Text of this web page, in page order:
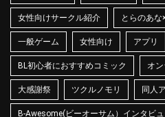
女性向けサークル紹介 とらのあな
一般ゲーム 女性向け アプリ
BL初心者におすすめコミック オ
大感謝祭 ツクルノモリ 同人
B-Awesome(ビーオーサム）インタビ